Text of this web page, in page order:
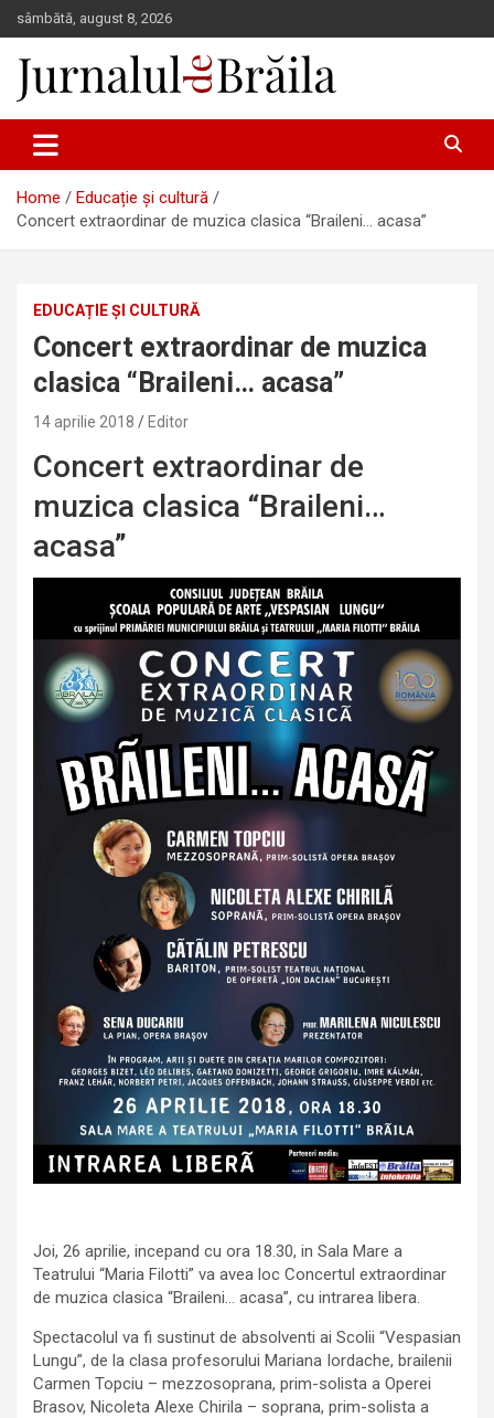
Skip
to
content
sâmbătă, august 8, 2026
Jurnalul de Brăila
Home
Educație și cultură
Concert extraordinar de muzica clasica “Braileni… acasa”
EDUCAȚIE ȘI CULTURĂ
Concert extraordinar de muzica
clasica “Braileni… acasa”
14 aprilie 2018 Editor
Concert extraordinar de
muzica clasica “Braileni…
acasa”
Joi, 26 aprilie, incepand cu ora 18.30, in Sala Mare a
Teatrului “Maria Filotti” va avea loc Concertul extraordinar
de muzica clasica “Braileni… acasa”, cu intrarea libera.
Spectacolul va fi sustinut de absolventi ai Scolii “Vespasian
Lungu”, de la clasa profesorului Mariana Iordache, brailenii
Carmen Topciu – mezzosoprana, prim-solista a Operei
Brasov, Nicoleta Alexe Chirila – soprana, prim-solista a